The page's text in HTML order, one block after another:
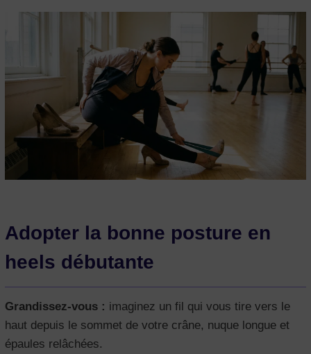
Adopter la bonne posture en
heels débutante
Grandissez-vous : imaginez un fil qui vous tire vers le
haut depuis le sommet de votre crâne, nuque longue et
épaules relâchées.